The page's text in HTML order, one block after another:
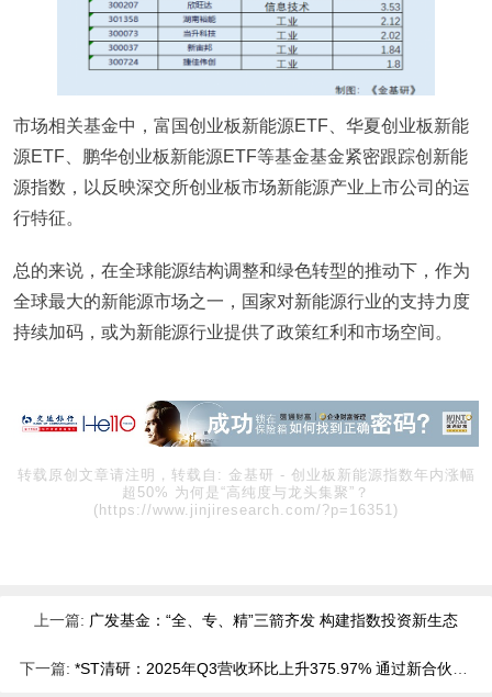
市场相关基金中，富国创业板新能源ETF、华夏创业板新能
源ETF、鹏华创业板新能源ETF等基金基金紧密跟踪创新能
源指数，以反映深交所创业板市场新能源产业上市公司的运
行特征。
总的来说，在全球能源结构调整和绿色转型的推动下，作为
全球最大的新能源市场之一，国家对新能源行业的支持力度
持续加码，或为新能源行业提供了政策红利和市场空间。
转载原创文章请注明，转载自: 金基研 - 创业板新能源指数年内涨幅
超50% 为何是“高纯度与龙头集聚”？
(https://www.jinjiresearch.com/?p=16351)
上一篇: 广发基金：“全、专、精”三箭齐发 构建指数投资新生态
下一篇: *ST清研：2025年Q3营收环比上升375.97% 通过新合伙人战略快速切入新兴赛道